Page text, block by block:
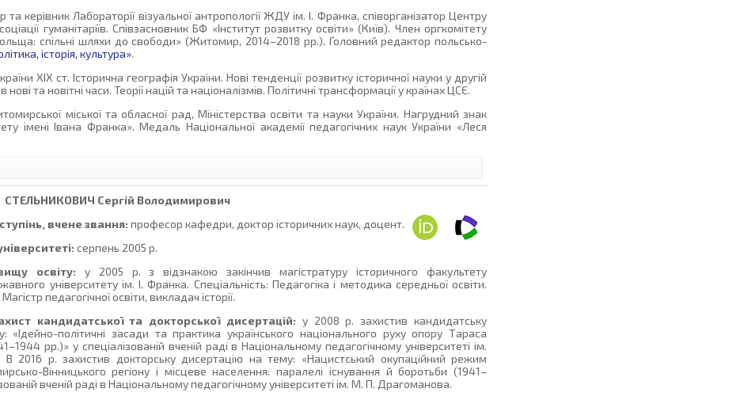
та керівник Лабораторії візуальної антропології ЖДУ ім. І. Франка, співорганізатор Центру
гуманітаріїв. Співзасновник БФ «Інститут розвитку освіти» (Київ). Член оргкомітету
спільні шляхи до свободи» (Житомир, 2014–2018 рр.). Головний редактор польсько-
історія, культура».
ХІХ ст. Історична географія України. Нові тенденції розвитку історичної науки у другій
та новітні часи. Теорії націй та націоналізмів. Політичні трансформації у країнах ЦСЄ.
міської та обласної рад, Міністерства освіти та науки України. Нагрудний знак
імені Івана Франка». Медаль Національної академії педагогічних наук України «Леся
СТЕЛЬНИКОВИЧ Сергій Володимирович
вчене звання: професор кафедри, доктор історичних наук, доцент.
серпень 2005 р.
освіту: у 2005 р. з відзнакою закінчив магістратуру історичного факультету
університету ім. І. Франка. Спеціальність: Педагогіка і методика середньої освіти.
педагогічної освіти, викладач історії.
кандидатської та докторської дисертацій: у 2008 р. захистив кандидатську
«Ідейно-політичні засади та практика українського національного руху опору Тараса
рр.)» у спеціалізованій вченій раді в Національному педагогічному університеті ім.
2016 р. захистив докторську дисертацію на тему: «Нацистський окупаційний режим
Вінницького регіону і місцеве населення: паралелі існування й боротьби (1941–
вченій раді в Національному педагогічному університеті ім. М. П. Драгоманова.